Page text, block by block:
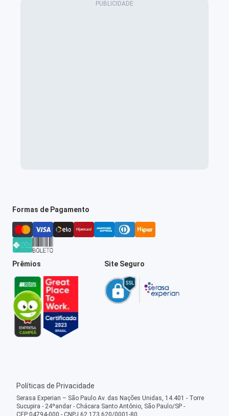
Formas de Pagamento
Prêmios Site Seguro
Políticas de Privacidade
Serasa Experian – São Paulo Av. das Nações Unidas, 14.401 - Torre
Sucupira - 24ºandar - Chácara Santo Antônio, São Paulo/SP -
CEP:04794-000 - CNPJ 62.173.620/0001-80